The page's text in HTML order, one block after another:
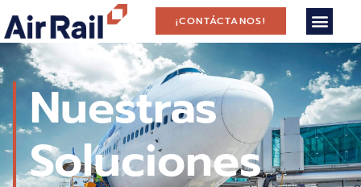
¡CONTÁCTANOS!
Nuestras
Soluciones